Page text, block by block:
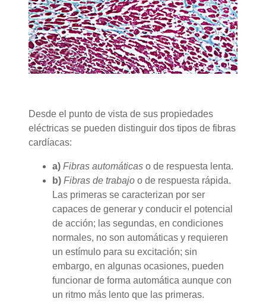
Desde el punto de vista de sus propiedades
eléctricas se pueden distinguir dos tipos de fibras
cardíacas:
a) Fibras automáticas o de respuesta lenta.
b) Fibras de trabajo o de respuesta rápida.
Las primeras se caracterizan por ser
capaces de generar y conducir el potencial
de acción; las segundas, en condiciones
normales, no son automáticas y requieren
un estímulo para su excitación; sin
embargo, en algunas ocasiones, pueden
funcionar de forma automática aunque con
un ritmo más lento que las primeras.